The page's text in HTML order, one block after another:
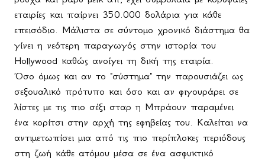
εταιρίες και παίρνει 350.000 δολάρια για κάθε
επεισόδιο. Μάλιστα σε σύντομο χρονικό διάστημα θα
γίνει η νεότερη παραγωγός στην ιστορία του
Hollywood καθώς ανοίγει τη δική της εταιρία.
Όσο όμως και αν το "σύστημα" την παρουσιάζει ως
σεξουαλικό πρότυπο και όσο και αν φιγουράρει σε
λίστες με τις πιο σέξι σταρ η Μπράουν παραμένει
ένα κορίτσι στην αρχή της εφηβείας του. Καλείται να
αντιμετωπίσει μια από τις πιο περίπλοκες περιόδους
στη ζωή κάθε ατόμου μέσα σε ένα ασφυκτικό